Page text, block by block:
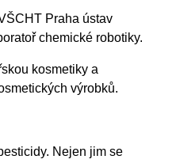
Praha ústav
chemické robotiky.
kosmetiky a
výrobků.
Nejen jim se